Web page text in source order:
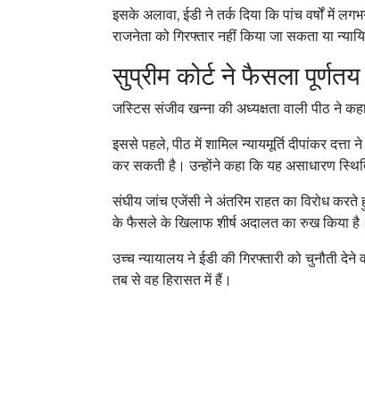
इसके अलावा, ईडी ने तर्क दिया कि पांच वर्षों में
राजनेता को गिरफ्तार नहीं किया जा सकता या
सुप्रीम कोर्ट ने फैसला पूर्णतय
जस्टिस संजीव खन्ना की अध्यक्षता वाली पीठ ने
इससे पहले, पीठ में शामिल न्यायमूर्ति दीपांकर
कर सकती है। उन्होंने कहा कि यह असाधारण
संघीय जांच एजेंसी ने अंतरिम राहत का विरोध
के फैसले के खिलाफ शीर्ष अदालत का रुख किया है।
उच्च न्यायालय ने ईडी की गिरफ्तारी को चुनौती
तब से वह हिरासत में हैं।